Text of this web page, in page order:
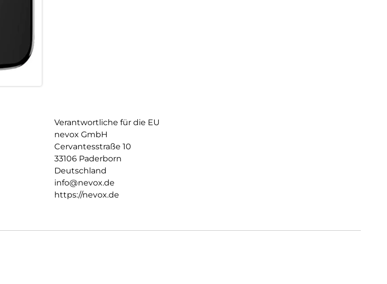
Verantwortliche für die EU
nevox GmbH
Cervantesstraße 10
33106 Paderborn
Deutschland
info@nevox.de
https://nevox.de